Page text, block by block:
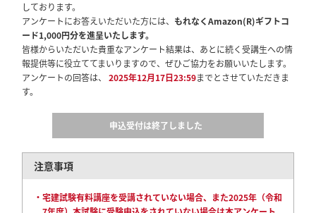
しております。
アンケートにお答えいただいた方には、 もれなくAmazon(R)ギフトコ
ード1,000円分を進呈いたします。
皆様からいただいた貴重なアンケート結果は、あとに続く受講生への情
報提供等に役立ててまいりますので、ぜひご協力をお願いいたします。
アンケートの回答は、
2025年12月17日23:59までとさせていただきま
す。
申込受付は終了しました
注意事項
・宅建試験有料講座を受講されていない場合、また2025年（令和